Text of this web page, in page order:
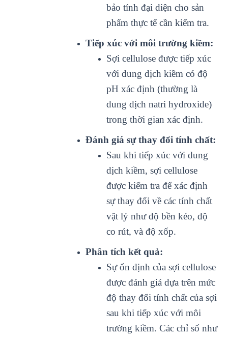
bảo tính đại diện cho sản
phẩm thực tế cần kiểm tra.
Tiếp xúc với môi trường kiềm:
Sợi cellulose được tiếp xúc
với dung dịch kiềm có độ
pH xác định (thường là
dung dịch natri hydroxide)
trong thời gian xác định.
Đánh giá sự thay đổi tính chất:
Sau khi tiếp xúc với dung
dịch kiềm, sợi cellulose
được kiểm tra để xác định
sự thay đổi về các tính chất
vật lý như độ bền kéo, độ
co rút, và độ xốp.
Phân tích kết quả:
Sự ổn định của sợi cellulose
được đánh giá dựa trên mức
độ thay đổi tính chất của sợi
sau khi tiếp xúc với môi
trường kiềm. Các chỉ số như